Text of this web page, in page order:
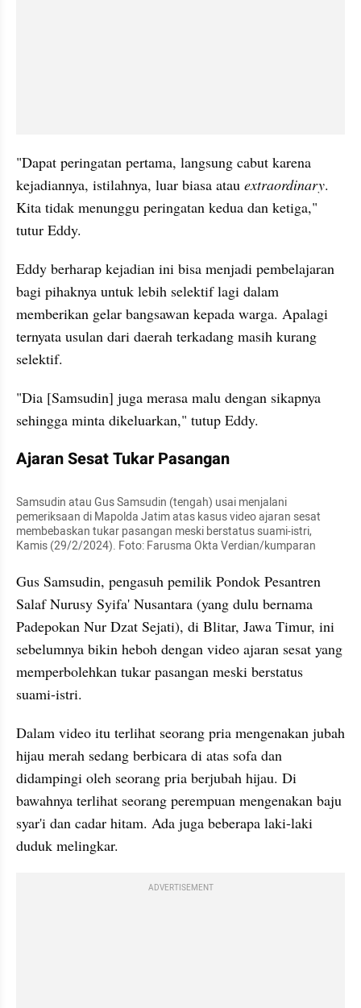
"Dapat peringatan pertama, langsung cabut karena
kejadiannya, istilahnya, luar biasa atau extraordinary.
Kita tidak menunggu peringatan kedua dan ketiga,"
tutur Eddy.
Eddy berharap kejadian ini bisa menjadi pembelajaran
bagi pihaknya untuk lebih selektif lagi dalam
memberikan gelar bangsawan kepada warga. Apalagi
ternyata usulan dari daerah terkadang masih kurang
selektif.
"Dia [Samsudin] juga merasa malu dengan sikapnya
sehingga minta dikeluarkan," tutup Eddy.
Ajaran Sesat Tukar Pasangan
Samsudin atau Gus Samsudin (tengah) usai menjalani
pemeriksaan di Mapolda Jatim atas kasus video ajaran sesat
membebaskan tukar pasangan meski berstatus suami-istri,
Kamis (29/2/2024). Foto: Farusma Okta Verdian/kumparan
Gus Samsudin, pengasuh pemilik Pondok Pesantren
Salaf Nurusy Syifa' Nusantara (yang dulu bernama
Padepokan Nur Dzat Sejati), di Blitar, Jawa Timur, ini
sebelumnya bikin heboh dengan video ajaran sesat yang
memperbolehkan tukar pasangan meski berstatus
suami-istri.
Dalam video itu terlihat seorang pria mengenakan jubah
hijau merah sedang berbicara di atas sofa dan
didampingi oleh seorang pria berjubah hijau. Di
bawahnya terlihat seorang perempuan mengenakan baju
syar'i dan cadar hitam. Ada juga beberapa laki-laki
duduk melingkar.
ADVERTISEMENT